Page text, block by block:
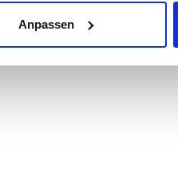
Anpassen